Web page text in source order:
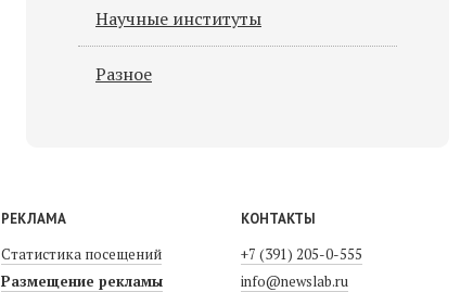
Научные институты
Разное
РЕКЛАМА
Статистика посещений
Размещение рекламы
КОНТАКТЫ
+7 (391) 205-0-555
info@newslab.ru